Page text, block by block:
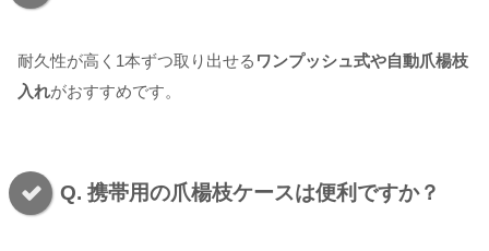
耐久性が高く1本ずつ取り出せる ワンプッシュ式や自動爪楊枝
入れがおすすめです。
Q. 携帯用の爪楊枝ケースは便利ですか？